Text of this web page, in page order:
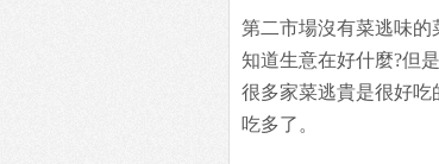
第二市場沒有菜逃味
知道生意在好什麼?但
很多家菜逃貴是很好
吃多了。